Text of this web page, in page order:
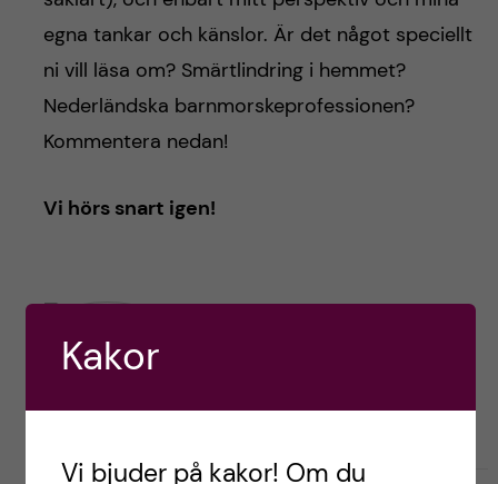
egna tankar och känslor. Är det något speciellt
ni vill läsa om? Smärtlindring i hemmet?
Nederländska barnmorskeprofessionen?
Kommentera nedan!
Vi hörs snart igen!
Kakor
Vi bjuder på kakor! Om du